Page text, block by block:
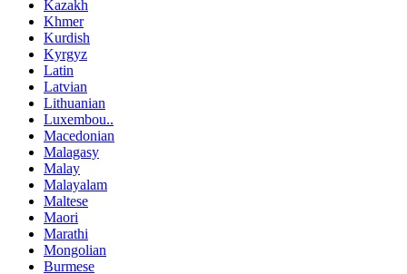
Kazakh
Khmer
Kurdish
Kyrgyz
Latin
Latvian
Lithuanian
Luxembou..
Macedonian
Malagasy
Malay
Malayalam
Maltese
Maori
Marathi
Mongolian
Burmese